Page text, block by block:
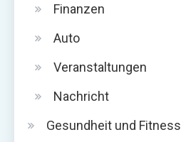
Finanzen
Auto
Veranstaltungen
Nachricht
Gesundheit und Fitness